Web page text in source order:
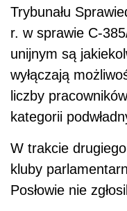
Trybunału
r. w sprawie C-
unijnym są
wyłączają
liczby
kategorii
W trakcie
kluby
Posłowie nie